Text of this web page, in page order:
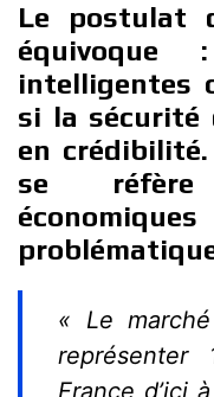
Le postulat
intelligentes
si la sécurité
en
se réfère
« Le
représenter
France d’ici